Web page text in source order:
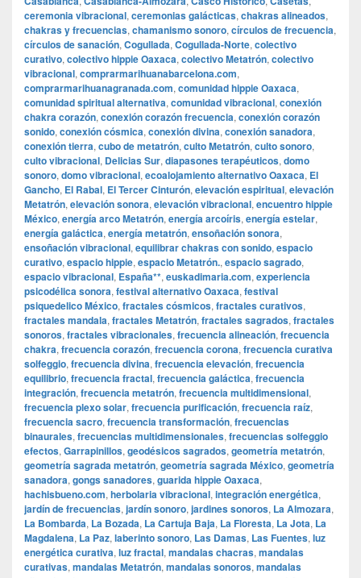
ceremonia vibracional, ceremonias galácticas, chakras alineados,
chakras y frecuencias, chamanismo sonoro, círculos de frecuencia,
círculos de sanación, Cogullada, Cogullada-Norte, colectivo
curativo, colectivo hippie Oaxaca, colectivo Metatrón, colectivo
vibracional, comprarmarihuanabarcelona.com,
comprarmarihuanagranada.com, comunidad hippie Oaxaca,
comunidad spiritual alternativa, comunidad vibracional, conexión
chakra corazón, conexión corazón frecuencia, conexión corazón
sonido, conexión cósmica, conexión divina, conexión sanadora,
conexión tierra, cubo de metatrón, culto Metatrón, culto sonoro,
culto vibracional, Delicias Sur, diapasones terapéuticos, domo
sonoro, domo vibracional, ecoalojamiento alternativo Oaxaca, El
Gancho, El Rabal, El Tercer Cinturón, elevación espiritual, elevación
Metatrón, elevación sonora, elevación vibracional, encuentro hippie
México, energía arco Metatrón, energía arcoíris, energía estelar,
energía galáctica, energía metatrón, ensoñación sonora,
ensoñación vibracional, equilibrar chakras con sonido, espacio
curativo, espacio hippie, espacio Metatrón., espacio sagrado,
espacio vibracional, España**, euskadimaria.com, experiencia
psicodélica sonora, festival alternativo Oaxaca, festival
psiquedelico México, fractales cósmicos, fractales curativos,
fractales mandala, fractales Metatrón, fractales sagrados, fractales
sonoros, fractales vibracionales, frecuencia alineación, frecuencia
chakra, frecuencia corazón, frecuencia corona, frecuencia curativa
solfeggio, frecuencia divina, frecuencia elevación, frecuencia
equilibrio, frecuencia fractal, frecuencia galáctica, frecuencia
integración, frecuencia metatrón, frecuencia multidimensional,
frecuencia plexo solar, frecuencia purificación, frecuencia raíz,
frecuencia sacro, frecuencia transformación, frecuencias
binaurales, frecuencias multidimensionales, frecuencias solfeggio
efectos, Garrapinillos, geodésicos sagrados, geometría metatrón,
geometría sagrada metatrón, geometría sagrada México, geometría
sanadora, gongs sanadores, guarida hippie Oaxaca,
hachisbueno.com, herbolaria vibracional, integración energética,
jardín de frecuencias, jardín sonoro, jardines sonoros, La Almozara,
La Bombarda, La Bozada, La Cartuja Baja, La Floresta, La Jota, La
Magdalena, La Paz, laberinto sonoro, Las Damas, Las Fuentes, luz
energética curativa, luz fractal, mandalas chacras, mandalas
curativas, mandalas Metatrón, mandalas sonoros, mandalas